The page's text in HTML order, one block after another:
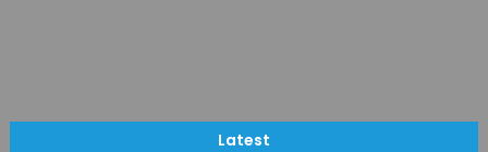
Latest
筝声与琴韵交汇：刘励(Li Statler)与钢琴家Darek演绎一场古筝